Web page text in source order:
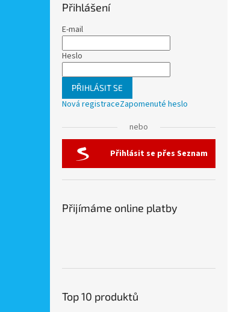
Přihlášení
E-mail
Heslo
PŘIHLÁSIT SE
Nová registraceZapomenuté heslo
nebo
Přihlásit se přes Seznam
Přijímáme online platby
Top 10 produktů